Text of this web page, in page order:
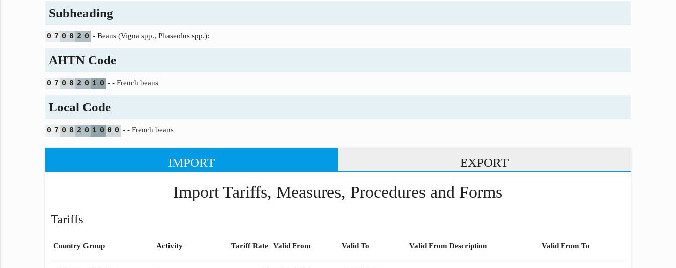
Subheading
0 7 0 8 2 0 - Beans (Vigna spp., Phaseolus spp.):
AHTN Code
0 7 0 8 2 0 1 0 - - French beans
Local Code
0 7 0 8 2 0 1 0 0 0 - - French beans
IMPORT EXPORT
Import Tariffs, Measures, Procedures and Forms
Tariffs
Country Group Activity Tariff Rate Valid From Valid To Valid From Description Valid From To